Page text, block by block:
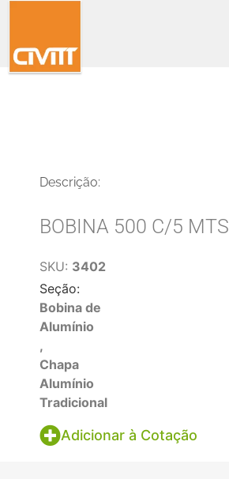
Descrição:
BOBINA 500 C/5 MTS
SKU: 3402
Seção:
Bobina de
Alumínio
,
Chapa
Alumínio
Tradicional
Adicionar à Cotação